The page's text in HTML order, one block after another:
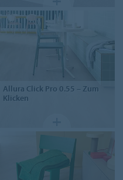
Allura Click Pro 0.55 – Zum
Klicken